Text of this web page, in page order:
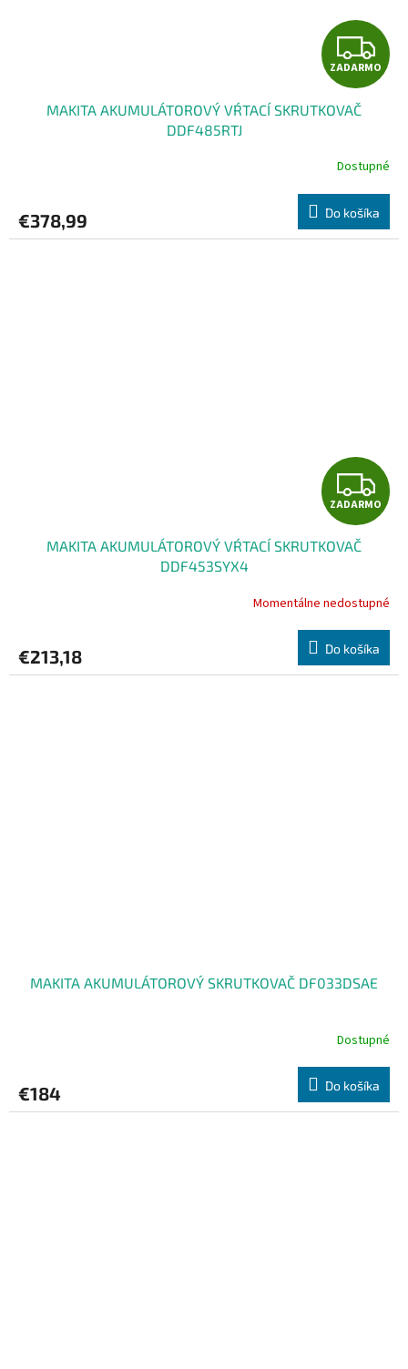
Z
A
A
R
M
ZADARMO
MAKITA AKUMULÁTOROVÝ VŔTACÍ SKRUTKOVAČ
DDF485RTJ
Dostupné
€378,99 Do košíka
Z
A
A
R
M
ZADARMO
MAKITA AKUMULÁTOROVÝ VŔTACÍ SKRUTKOVAČ
DDF453SYX4
Momentálne nedostupné
€213,18 Do košíka
MAKITA AKUMULÁTOROVÝ SKRUTKOVAČ DF033DSAE
Dostupné
€184 Do košíka